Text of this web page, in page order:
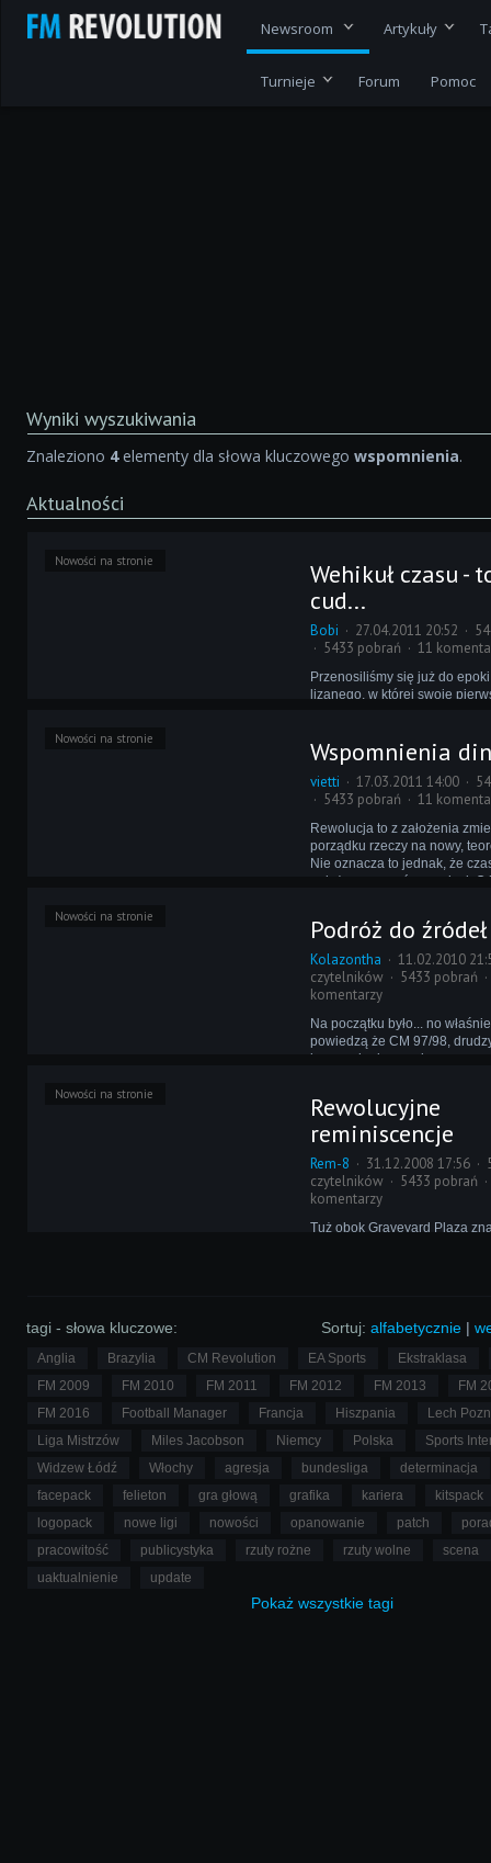
Newsroom Artykuły
Turnieje Forum Pomoc
Wyniki wyszukiwania
Znaleziono 4elementy dla słowa kluczowegowspomnienia.
Aktualności
Nowości na stronie
Wehikuł czasu -
cud...
Bobi 27.04.2011 20:52
5433 pobrań
11
Przenosiliśmy się już do
lizanego, w której swoje
Propagandy, który
towarzyszącą mu w latach
młodości.
Nowości na stronie Wspomnienia
vietti 17.03.2011 14:00
5433 pobrań
11
Rewolucja to z założenia
porządku rzeczy na nowy,
Nie oznacza to jednak, że
należy wymazać z pamięci.
Nowości na stronie
Podróż do źródeł
Kolazontha
11.02.2010
czytelników
5433 pobrań
komentarzy
Na początku było... no
powiedzą że CM 97/98,
jeszcze inni uprą się przy
Football Managera.
Nowości na stronie
Rewolucyjne
reminiscencje
Rem-8 31.12.2008 17:56
czytelników
5433 pobrań
komentarzy
Tuż obok Graveyard Plaza
Sortuj: alfabetycznie |
tagi - słowa kluczowe:
Anglia Brazylia CM Revolution EA Sports
Ekstraklasa
FM 2009
FM 2010 FM 2011 FM 2012 FM 2013
FM
FM 2016
Football Manager Francja Hiszpania
Lech
Liga Mistrzów
Miles Jacobson Niemcy Polska
Sports
Widzew Łódź
Włochy agresja bundesliga
determinacja
facepack
felieton gra głową grafika kariera
kitspack
logopack
nowe ligi nowości opanowanie patch
pracowitość
publicystyka rzuty rożne rzuty wolne
scena
uaktualnienie
update
Pokaż wszystkie tagi